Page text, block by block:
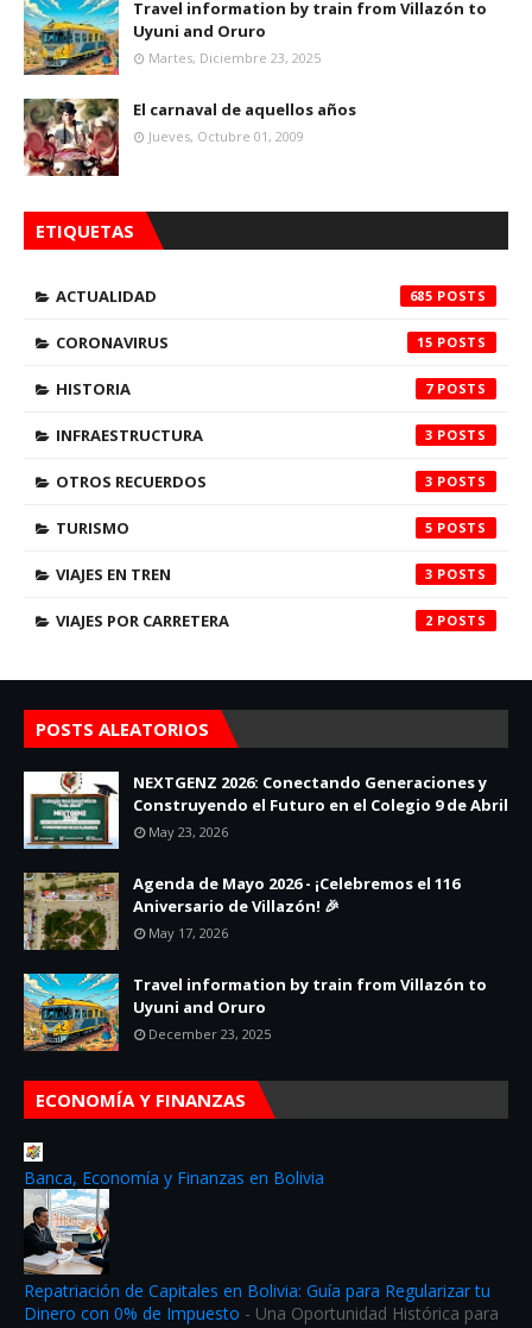
Travel information by train from Villazón to
Uyuni and Oruro
Martes, Diciembre 23, 2025
El carnaval de aquellos años
Jueves, Octubre 01, 2009
ETIQUETAS
ACTUALIDAD 685
CORONAVIRUS 15
HISTORIA 7
INFRAESTRUCTURA 3
OTROS RECUERDOS 3
TURISMO 5
VIAJES EN TREN 3
VIAJES POR CARRETERA 2
POSTS ALEATORIOS
NEXTGENZ 2026: Conectando Generaciones y
Construyendo el Futuro en el Colegio 9 de Abril
May 23, 2026
Agenda de Mayo 2026 - ¡Celebremos el 116
Aniversario de Villazón! 🎉
May 17, 2026
Travel information by train from Villazón to
Uyuni and Oruro
December 23, 2025
ECONOMÍA Y FINANZAS
Banca, Economía y Finanzas en Bolivia
Repatriación de Capitales en Bolivia: Guía para Regularizar tu
Dinero con 0% de Impuesto - Una Oportunidad Histórica para